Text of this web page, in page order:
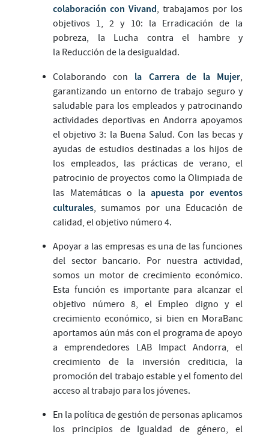
colaboración con Vivand, trabajamos por los
objetivos 1, 2 y 10: la Erradicación de la
pobreza, la Lucha contra el hambre y
la Reducción de la desigualdad.
Colaborando con la Carrera de la Mujer,
garantizando un entorno de trabajo seguro y
saludable para los empleados y patrocinando
actividades deportivas en Andorra apoyamos
el objetivo 3: la Buena Salud. Con las becas y
ayudas de estudios destinadas a los hijos de
los empleados, las prácticas de verano, el
patrocinio de proyectos como la Olimpiada de
las Matemáticas o la apuesta por eventos
culturales, sumamos por una Educación de
calidad, el objetivo número 4.
Apoyar a las empresas es una de las funciones
del sector bancario. Por nuestra actividad,
somos un motor de crecimiento económico.
Esta función es importante para alcanzar el
objetivo número 8, el Empleo digno y el
crecimiento económico, si bien en MoraBanc
aportamos aún más con el programa de apoyo
a emprendedores LAB Impact Andorra, el
crecimiento de la inversión crediticia, la
promoción del trabajo estable y el fomento del
acceso al trabajo para los jóvenes.
En la política de gestión de personas aplicamos
los principios de Igualdad de género, el